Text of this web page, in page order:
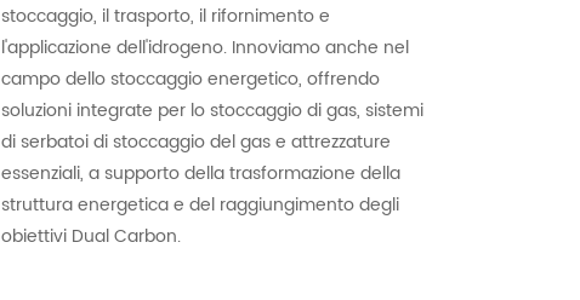
stoccaggio, il trasporto, il rifornimento e
l'applicazione dell'idrogeno. Innoviamo anche nel
campo dello stoccaggio energetico, offrendo
soluzioni integrate per lo stoccaggio di gas, sistemi
di serbatoi di stoccaggio del gas e attrezzature
essenziali, a supporto della trasformazione della
struttura energetica e del raggiungimento degli
obiettivi Dual Carbon.